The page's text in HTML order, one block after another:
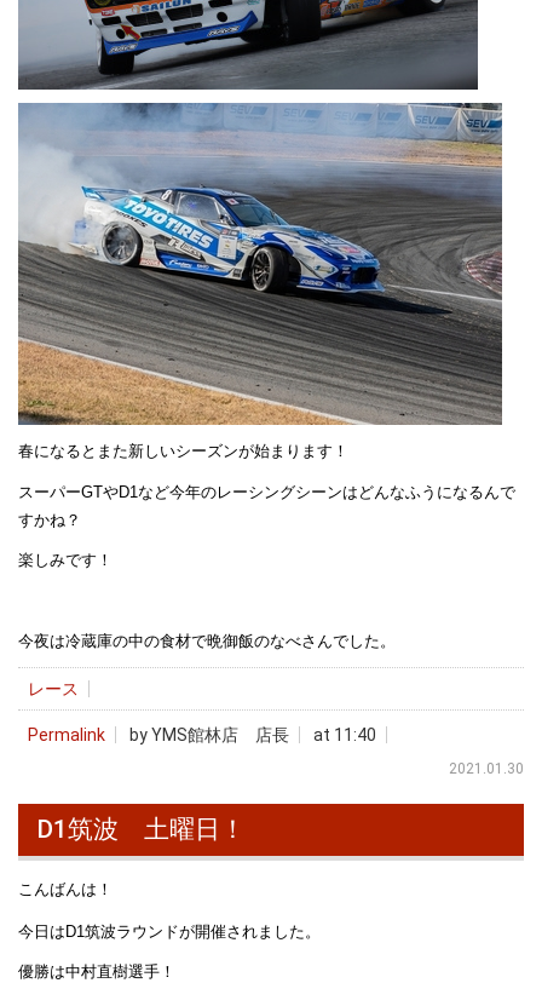
春になるとまた新しいシーズンが始まります！
スーパーGTやD1など今年のレーシングシーンはどんなふうになるんで
すかね？
楽しみです！
今夜は冷蔵庫の中の食材で晩御飯のなべさんでした。
レース
Permalink by YMS館林店 店長 at 11:40
2021.01.30
D1筑波 土曜日！
こんばんは！
今日はD1筑波ラウンドが開催されました。
優勝は中村直樹選手！